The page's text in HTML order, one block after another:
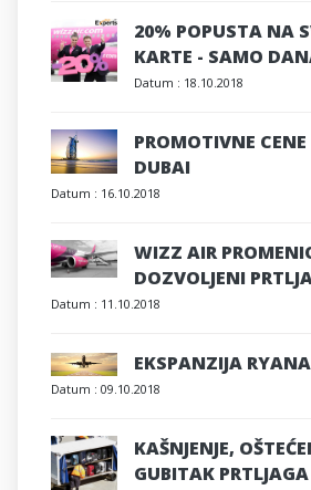
20% POPUSTA NA
KARTE - SAMO
Datum : 18.10.2018
PROMOTIVNE
DUBAI
Datum : 16.10.2018
WIZZ AIR
DOZVOLJENI
Datum : 11.10.2018
EKSPANZIJA
Datum : 09.10.2018
KAŠNJENJE,
GUBITAK PRTLJAGA